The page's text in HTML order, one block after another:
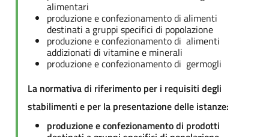
alimentari
produzione e confezionamento di alimenti
destinati a gruppi specifici di popolazione
produzione e confezionamento di alimenti
addizionati di vitamine e minerali
produzione e confezionamento di germogli
La normativa di riferimento per i requisiti degli
stabilimenti e per la presentazione delle istanze:
produzione e confezionamento di prodotti